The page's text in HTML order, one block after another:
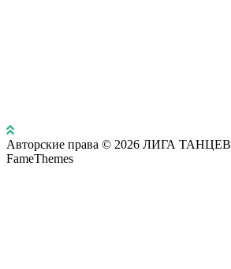
Авторские права © 2026 ЛИГА ТАНЦЕВ
FameThemes